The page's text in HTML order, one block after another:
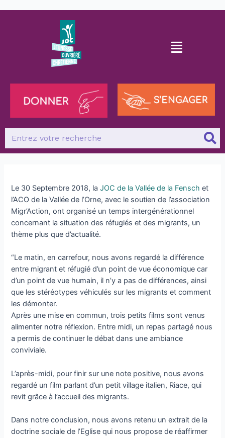
Le 30 Septembre 2018, laJOC de la Vallée de la Fensch et
l’ACO de la Vallée de l’Orne, avec le soutien de l’association
Migr’Action, ont organisé un temps intergénérationnel
concernant la situation des réfugiés et des migrants, un
thème plus que d’actualité.
“Le matin, en carrefour, nous avons regardé la différence
entre migrant et réfugié d’un point de vue économique car
d’un point de vue humain, il n’y a pas de différences, ainsi
que les stéréotypes véhiculés sur les migrants et comment
les démonter.
Après une mise en commun, trois petits films sont venus
alimenter notre réflexion. Entre midi, un repas partagé nous
a permis de continuer le débat dans une ambiance
conviviale.
L’après-midi, pour finir sur une note positive, nous avons
regardé un film parlant d’un petit village italien, Riace, qui
revit grâce à l’accueil des migrants.
Dans notre conclusion, nous avons retenu un extrait de la
doctrine sociale de l’Eglise qui nous propose de réaffirmer